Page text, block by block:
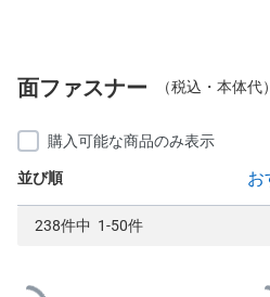
面ファスナー （税込・本体代）
購入可能な商品のみ表示
並び順
238件中 1-50件